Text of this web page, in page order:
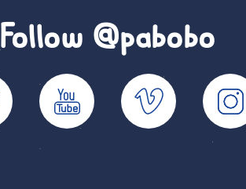
Follow @pabobo